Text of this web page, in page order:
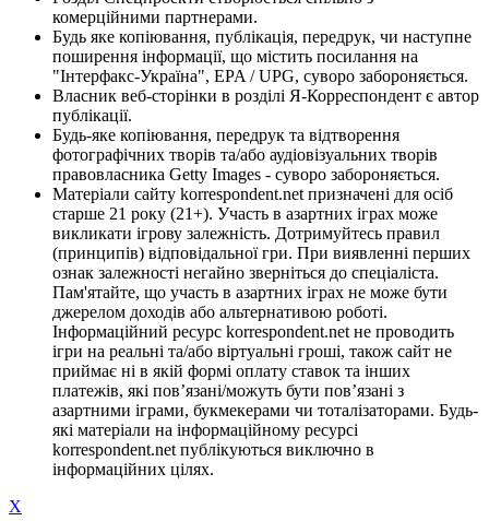
комерційними партнерами.
Будь яке копіювання, публікація, передрук, чи наступне
поширення інформації, що містить посилання на
"Інтерфакс-Україна", EPA / UPG, суворо забороняється.
Власник веб-сторінки в розділі Я-Корреспондент є автор
публікації.
Будь-яке копіювання, передрук та відтворення
фотографічних творів та/або аудіовізуальних творів
правовласника Getty Images - суворо забороняється.
Матеріали сайту korrespondent.net призначені для осіб
старше 21 року (21+). Участь в азартних іграх може
викликати ігрову залежність. Дотримуйтесь правил
(принципів) відповідальної гри. При виявленні перших
ознак залежності негайно зверніться до спеціаліста.
Пам'ятайте, що участь в азартних іграх не може бути
джерелом доходів або альтернативою роботі.
Інформаційний ресурс korrespondent.net не проводить
ігри на реальні та/або віртуальні гроші, також сайт не
приймає ні в якій формі оплату ставок та інших
платежів, які пов’язані/можуть бути пов’язані з
азартними іграми, букмекерами чи тоталізаторами. Будь-
які матеріали на інформаційному ресурсі
korrespondent.net публікуються виключно в
інформаційних цілях.
X